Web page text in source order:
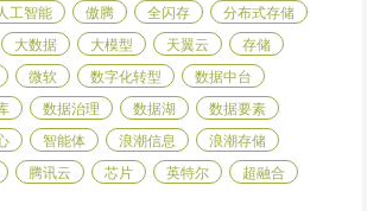
工智能 傲腾 全闪存
分布式存储
大数据 大模型 天翼云
存储
微软 数字化转型
数据中台
数据治理 数据湖
数据要素
智能体 浪潮信息
浪潮存储
腾讯云 芯片 英特尔
超融合